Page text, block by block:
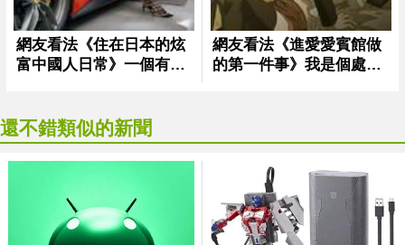
還不錯類似的新聞